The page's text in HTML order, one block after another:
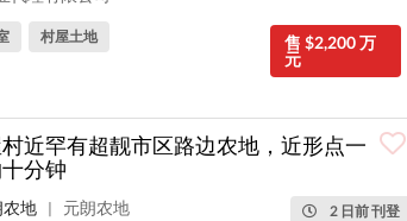
售 $2,200 万
元
村屋土地
近罕有超靓市区路边农地，近形点一
分钟
2 日前 刊登
农地 |
元朗农地